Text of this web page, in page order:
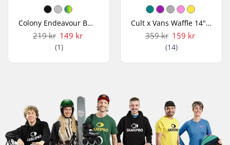
Colony Endeavour BMX Tandhjul
219 kr 149 kr
(1)
Cult x Vans Waffle 14" BMX Dæk
359 kr 159 kr
(14)